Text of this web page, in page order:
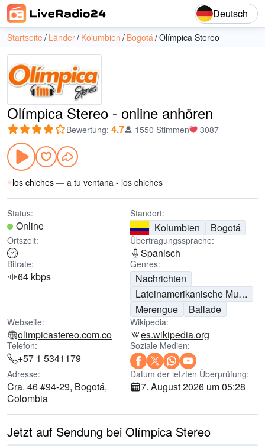
Deutsch
Startseite Länder Kolumbien Bogotá Olímpica Stereo
Olímpica Stereo - online anhören
Bewertung: 4.7 1550 Stimmen 3087
los chiches — a tu ventana - los chiches
Status:
Online
Standort:
Kolumbien Bogotá
Ortszeit: Übertragungssprache:
Spanisch
Bitrate:
64 kbps
Genres:
Nachrichten
Lateinamerikanische Musik
Merengue
Ballade
Webseite:
olimpicastereo.com.co
Wikipedia:
es.wikipedia.org
Telefon:
+57 1 5341179
Soziale Medien:
Adresse:
Cra. 46 #94-29, Bogotá,
Colombia
Datum der letzten Überprüfung:
7. August 2026 um 05:28
Jetzt auf Sendung bei Olímpica Stereo